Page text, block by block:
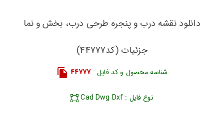
دانلود نقشه درب و پنجره طرحی درب، بخش و نما
جزئیات (کد44777)
شناسه محصول و کد فایل :44777
نوع فایل : Cad Dwg Dxf